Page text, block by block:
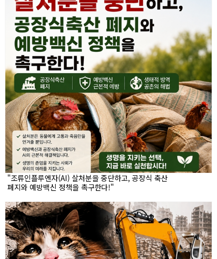
"조류인플루엔자(AI) 살처분을 중단하고, 공장식 축산
폐지와 예방백신 정책을 촉구한다!"